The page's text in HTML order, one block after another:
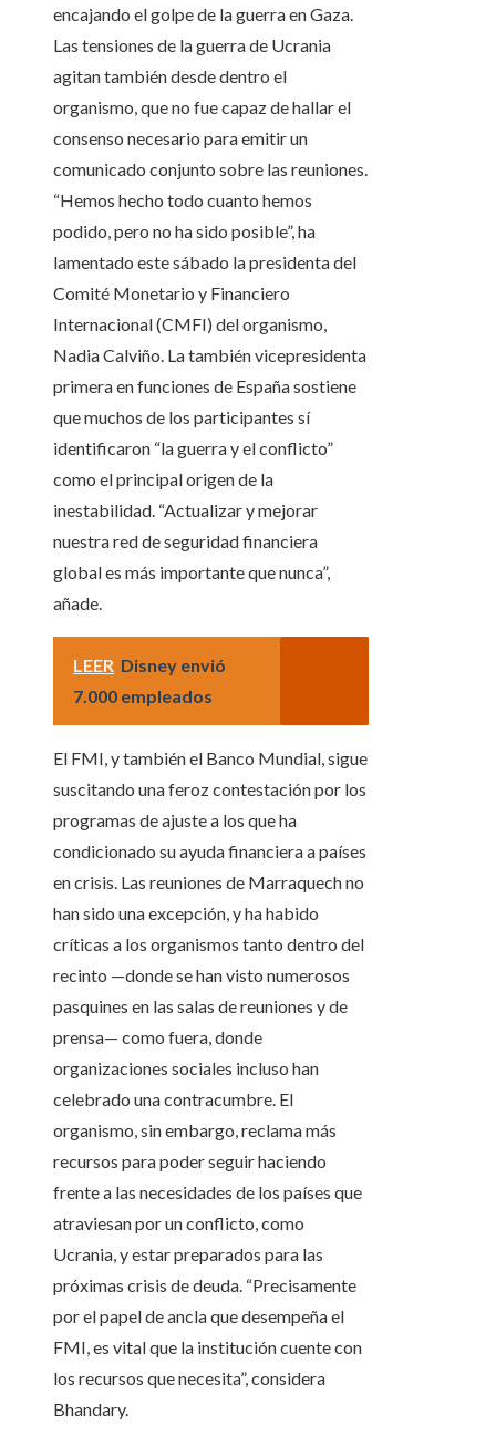
encajando el golpe de la guerra en Gaza.
Las tensiones de la guerra de Ucrania
agitan también desde dentro el
organismo, que no fue capaz de hallar el
consenso necesario para emitir un
comunicado conjunto sobre las reuniones.
“Hemos hecho todo cuanto hemos
podido, pero no ha sido posible”, ha
lamentado este sábado la presidenta del
Comité Monetario y Financiero
Internacional (CMFI) del organismo,
Nadia Calviño. La también vicepresidenta
primera en funciones de España sostiene
que muchos de los participantes sí
identificaron “la guerra y el conflicto”
como el principal origen de la
inestabilidad. “Actualizar y mejorar
nuestra red de seguridad financiera
global es más importante que nunca”,
añade.
LEER Disney envió
7.000 empleados
El FMI, y también el Banco Mundial, sigue
suscitando una feroz contestación por los
programas de ajuste a los que ha
condicionado su ayuda financiera a países
en crisis. Las reuniones de Marraquech no
han sido una excepción, y ha habido
críticas a los organismos tanto dentro del
recinto —donde se han visto numerosos
pasquines en las salas de reuniones y de
prensa— como fuera, donde
organizaciones sociales incluso han
celebrado una contracumbre. El
organismo, sin embargo, reclama más
recursos para poder seguir haciendo
frente a las necesidades de los países que
atraviesan por un conflicto, como
Ucrania, y estar preparados para las
próximas crisis de deuda. “Precisamente
por el papel de ancla que desempeña el
FMI, es vital que la institución cuente con
los recursos que necesita”, considera
Bhandary.